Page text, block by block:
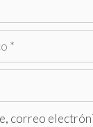
correo